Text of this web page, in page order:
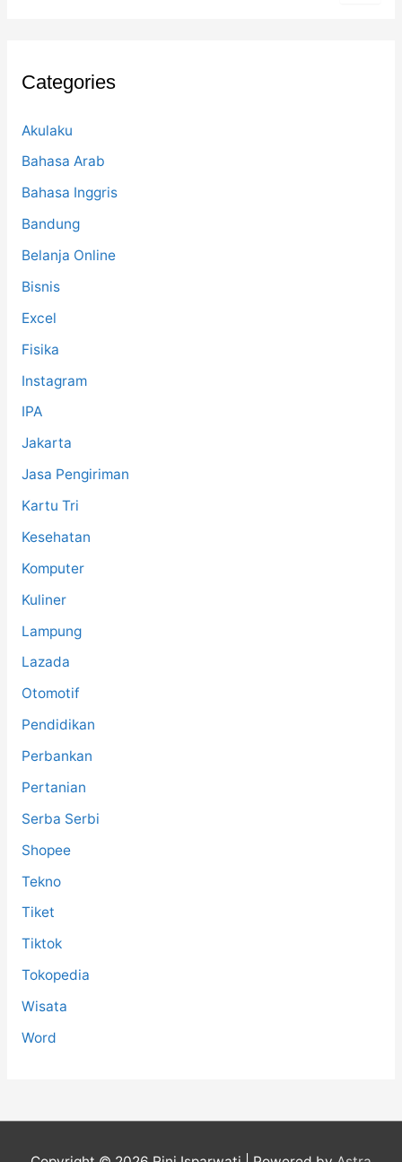
o
Categories
Akulaku
Bahasa Arab
Bahasa Inggris
Bandung
Belanja Online
Bisnis
Excel
Fisika
Instagram
IPA
Jakarta
Jasa Pengiriman
Kartu Tri
Kesehatan
Komputer
Kuliner
Lampung
Lazada
Otomotif
Pendidikan
Perbankan
Pertanian
Serba Serbi
Shopee
Tekno
Tiket
Tiktok
Tokopedia
Wisata
Word